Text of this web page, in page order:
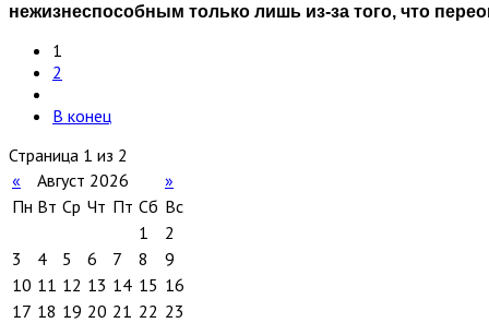
нежизнеспособным только лишь из-за того, что
1
2
В конец
Страница 1 из 2
«
Август 2026
»
Пн Вт Ср Чт Пт Сб Вс
1
2
3
4 5 6 7 8
9
10 11 12 13 14 15 16
17 18 19 20 21 22 23